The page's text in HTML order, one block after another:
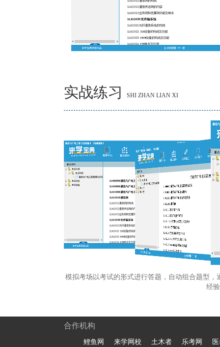
实战练习 SHI ZHAN LIAN XI
模拟考场以考试的形式进行答题，自动组合题型
经
合作机构
鲤鱼网 来学网校 土木者 乐考网